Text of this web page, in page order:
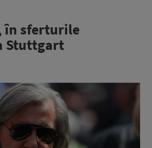
în sferturile
Stuttgart